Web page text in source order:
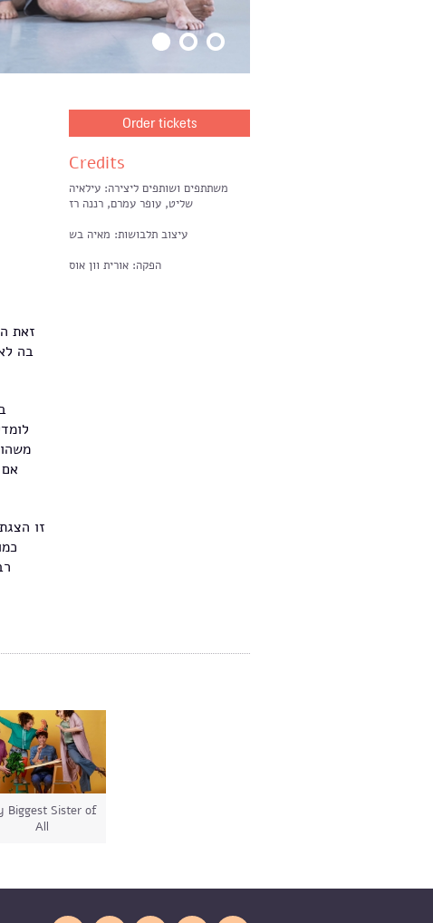
זאת
בה
Order tickets
Credits
משתתפים ושותפים ליצירה: עילאיה
שליט, עופר עמרם, רננה רז
עיצוב תלבושות: מאיה בש
הפקה: אורית וון אוס
Biggest Sister of
All